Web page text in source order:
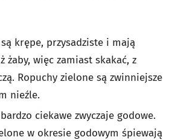
krępe, przysadziste i mają
żaby, więc zamiast skakać, z
Ropuchy zielone są zwinniejsze
nieźle.
ciekawe zwyczaje godowe.
w okresie godowym śpiewają